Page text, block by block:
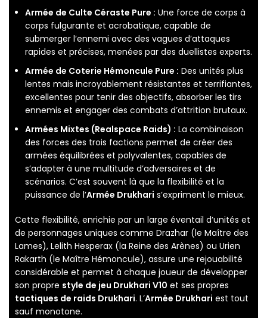
Armée de Culte Céraste Pure : Une force de corps à
corps fulgurante et acrobatique, capable de
submerger l’ennemi avec des vagues d’attaques
rapides et précises, menées par des duellistes experts.
Armée de Coterie Hémoncule Pure : Des unités plus
lentes mais incroyablement résistantes et terrifiantes,
excellentes pour tenir des objectifs, absorber les tirs
ennemis et engager des combats d’attrition brutaux.
Armées Mixtes (Realspace Raids) : La combinaison
des forces des trois factions permet de créer des
armées équilibrées et polyvalentes, capables de
s’adapter à une multitude d’adversaires et de
scénarios. C’est souvent là que la flexibilité et la
puissance de l’Armée Drukhari s’expriment le mieux.
Cette flexibilité, enrichie par un large éventail d’unités et
de personnages uniques comme Drazhar (le Maître des
Lames), Lelith Hesperax (la Reine des Arènes) ou Urien
Rakarth (le Maître Hémoncule), assure une rejouabilité
considérable et permet à chaque joueur de développer
son propre style de jeu Drukhari V10 et ses propres
tactiques de raids Drukhari. L’Armée Drukhari est tout
sauf monotone.